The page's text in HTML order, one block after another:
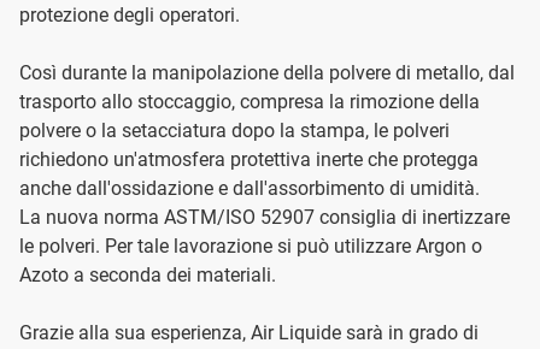
protezione degli operatori.
Così durante la manipolazione della polvere di metallo, dal
trasporto allo stoccaggio, compresa la rimozione della
polvere o la setacciatura dopo la stampa, le polveri
richiedono un'atmosfera protettiva inerte che protegga
anche dall'ossidazione e dall'assorbimento di umidità.
La nuova norma ASTM/ISO 52907 consiglia di inertizzare
le polveri. Per tale lavorazione si può utilizzare Argon o
Azoto a seconda dei materiali.
Grazie alla sua esperienza, Air Liquide sarà in grado di